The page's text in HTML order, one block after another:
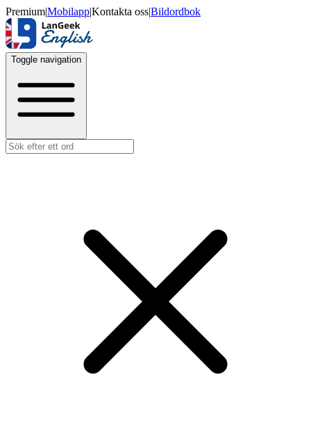
Premium|Mobilapp|Kontakta oss|Bildordbok
Toggle navigation